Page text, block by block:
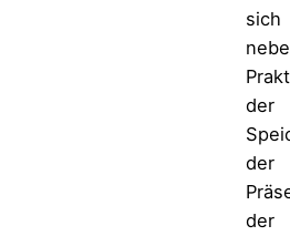
sich
der
der
der